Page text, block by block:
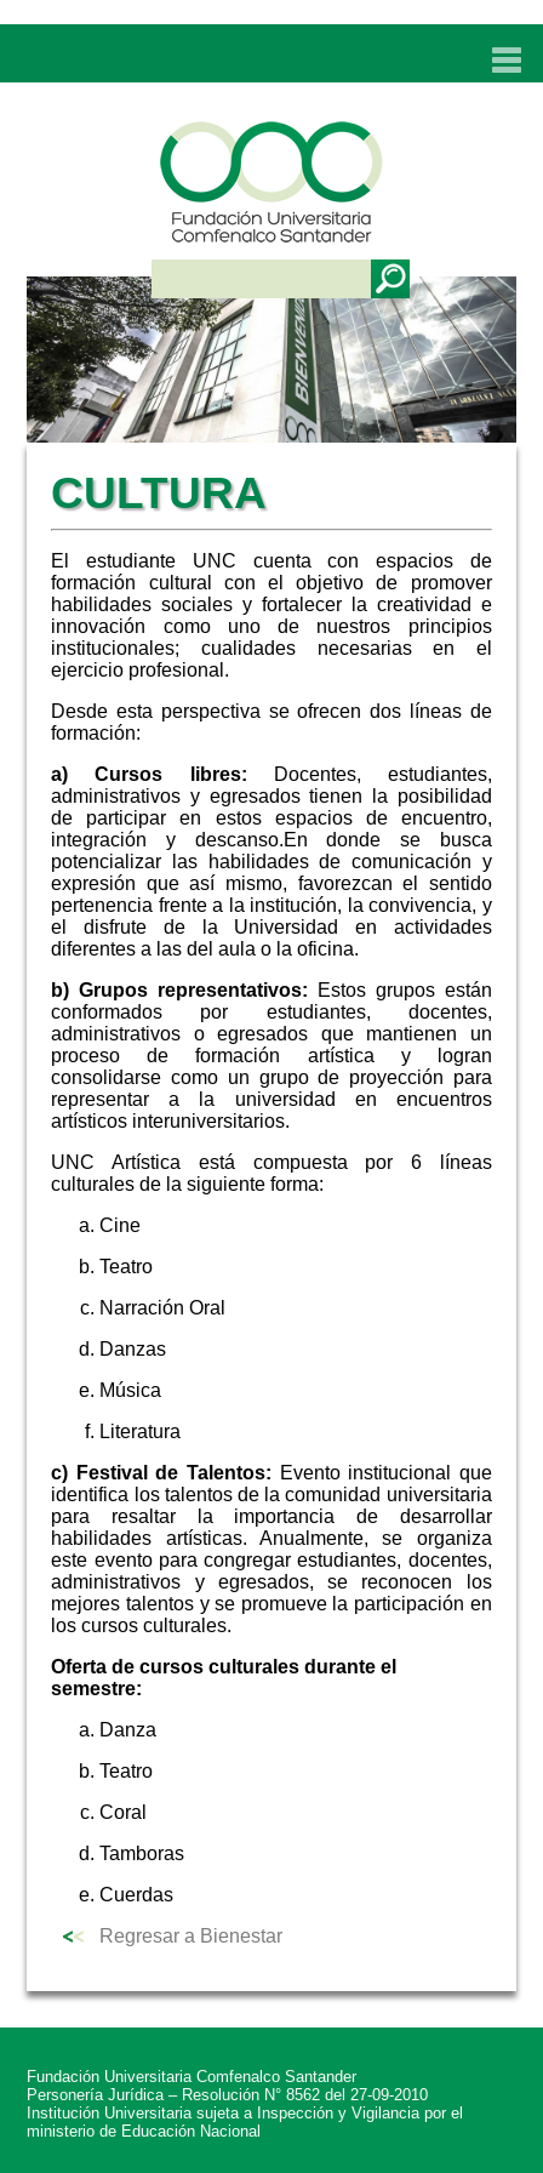
UNC
ADMISIONES
PROGRAMAS
TÉCNICOS LABORALES
BIENESTAR
BIBLIOTECA
EDUCACIÓN CONTINUA
NOTICIAS
CULTURA
El estudiante UNC cuenta con espacios de
formación cultural con el objetivo de promover
habilidades sociales y fortalecer la creatividad e
innovación como uno de nuestros principios
institucionales; cualidades necesarias en el
ejercicio profesional.
Desde esta perspectiva se ofrecen dos líneas de
formación:
a) Cursos libres:
Docentes, estudiantes,
administrativos y egresados tienen la posibilidad
de participar en estos espacios de encuentro,
integración y descanso.En donde se busca
potencializar las habilidades de comunicación y
expresión que así mismo, favorezcan el sentido
pertenencia frente a la institución, la convivencia, y
el disfrute de la Universidad en actividades
diferentes a las del aula o la oficina.
b) Grupos representativos:
Estos grupos están
conformados por estudiantes, docentes,
administrativos o egresados que mantienen un
proceso de formación artística y logran
consolidarse como un grupo de proyección para
representar a la universidad en encuentros
artísticos interuniversitarios.
UNC Artística está compuesta por 6 líneas
culturales de la siguiente forma:
Cine
Teatro
Narración Oral
Danzas
Música
Literatura
c) Festival de Talentos: Evento institucional que
identifica los talentos de la comunidad universitaria
para resaltar la importancia de desarrollar
habilidades artísticas. Anualmente, se organiza
este evento para congregar estudiantes, docentes,
administrativos y egresados, se reconocen los
mejores talentos y se promueve la participación en
los cursos culturales.
Oferta de cursos culturales durante el
semestre:
Danza
Teatro
Coral
Tamboras
Cuerdas
Regresar a Bienestar
Fundación Universitaria Comfenalco Santander
Personería Jurídica – Resolución N° 8562 del 27-09-2010
Institución Universitaria sujeta a Inspección y Vigilancia por el
ministerio de Educación Nacional